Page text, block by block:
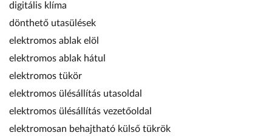
digitális klíma
dönthető utasülések
elektromos ablak elöl
elektromos ablak hátul
elektromos tükör
elektromos ülésállítás utasoldal
elektromos ülésállítás vezetőoldal
elektromosan behajtható külső tükrök